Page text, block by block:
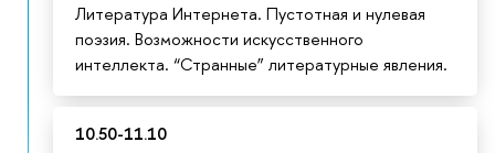
Литература Интернета. Пустотная и нулевая
поэзия. Возможности искусственного
интеллекта. “Странные” литературные явления.
10.50-11.10